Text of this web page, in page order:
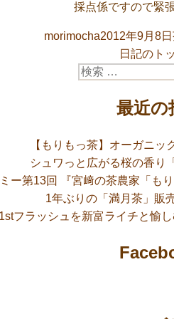
採点係ですので緊
投
morimocha投
日:
2012年9月8日
日記のト
検
最近の
【もりもっ茶】オーガニ
シュワっと広がる桜の香り
ー第13回 『宮﨑の茶農家「も
1年ぶりの「満月茶」販
フラッシュを新富ライチと愉